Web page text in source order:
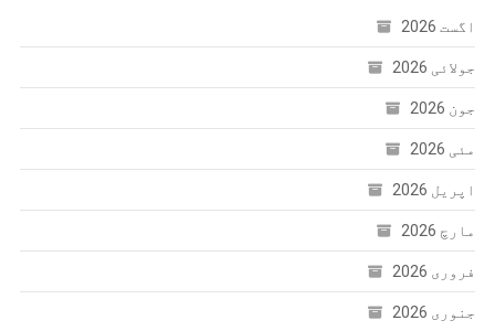
اگست 2026
جولائی 2026
جون 2026
مئی 2026
اپریل 2026
مارچ 2026
فروری 2026
جنوری 2026